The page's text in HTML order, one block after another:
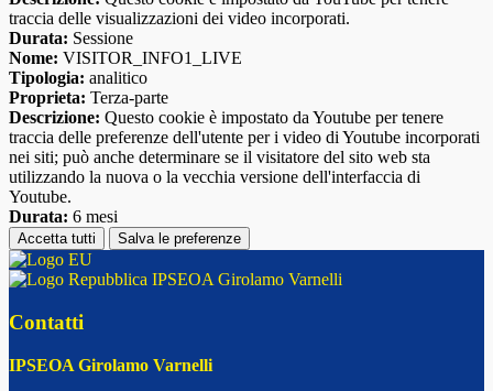
traccia delle visualizzazioni dei video incorporati.
Durata: Sessione
Nome: VISITOR_INFO1_LIVE
Tipologia: analitico
Proprieta: Terza-parte
Descrizione: Questo cookie è impostato da Youtube per tenere
traccia delle preferenze dell'utente per i video di Youtube incorporati
nei siti; può anche determinare se il visitatore del sito web sta
utilizzando la nuova o la vecchia versione dell'interfaccia di
Youtube.
Durata: 6 mesi
Accetta tutti Salva le preferenze
IPSEOA Girolamo Varnelli
Contatti
IPSEOA Girolamo Varnelli